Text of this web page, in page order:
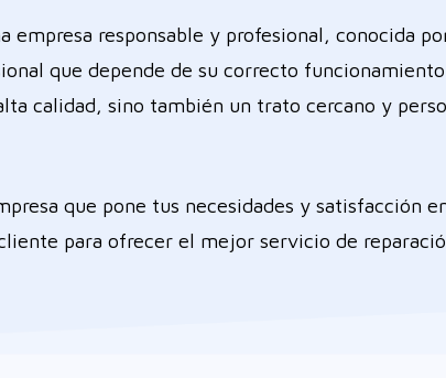
empresa responsable y profesional, conocida
que depende de su correcto
calidad, sino también un trato cercano y
que pone tus necesidades y satisfacción
para ofrecer el mejor servicio de